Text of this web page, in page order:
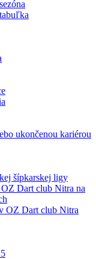
ukončenou kariérou
šípkarskej ligy
Dart club Nitra na
OZ Dart club Nitra